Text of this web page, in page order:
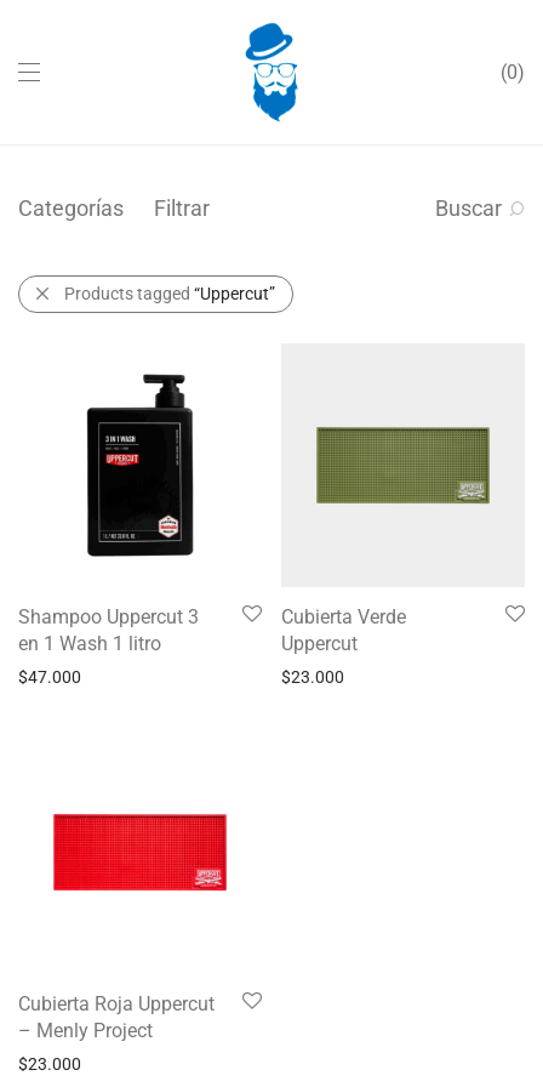
0
Categorías Filtrar Buscar
Products tagged “Uppercut”
Shampoo Uppercut 3
en 1 Wash 1 litro
$47.000
Cubierta Verde
Uppercut
$23.000
Cubierta Roja Uppercut
– Menly Project
$23.000